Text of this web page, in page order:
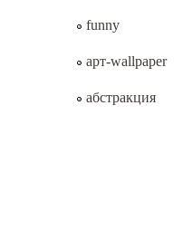
funny
арт-wallpaper
абстракция